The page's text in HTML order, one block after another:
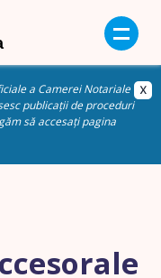
a Camerei Notariale
publicații de proceduri
să accesați pagina